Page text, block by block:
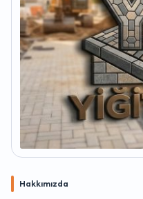
Hakkımızda